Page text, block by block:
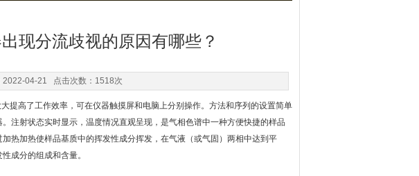
现分流歧视的原因有哪些？
2022-04-21 点击次数：1518次
提高了工作效率，可在仪器触摸屏和电脑上分别操作。方法和序列的设置简单
注射状态实时显示，温度情况直观呈现，是气相色谱中一种方便快捷的样品
热加热使样品基质中的挥发性成分挥发，在气液（或气固）两相中达到平
成分的组成和含量。